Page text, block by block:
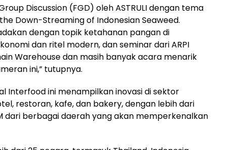
Discussion (FGD) oleh ASTRULI dengan tema
Down-Streaming of Indonesian Seaweed.
dengan topik ketahanan pangan di
dan ritel modern, dan seminar dari ARPI
Warehouse dan masih banyak acara menarik
ini,” tutupnya.
Interfood ini menampilkan inovasi di sektor
restoran, kafe, dan bakery, dengan lebih dari
dari berbagai daerah yang akan memperkenalkan